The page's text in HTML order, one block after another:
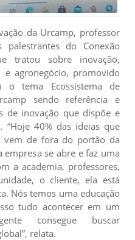
da Urcamp, professor
do Conexão
tratou sobre inovação,
agronegócio, promovido
o tema Ecossistema de
sendo referência e
de inovação que dispõe e
“Hoje 40% das ideias que
vem de fora do portão da
se abre e faz uma
a academia, professores,
o cliente, ela está
Nós temos uma educação
tudo acontecer em um
consegue buscar
relata.